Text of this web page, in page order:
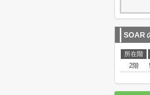
SOAR
所在階
2階